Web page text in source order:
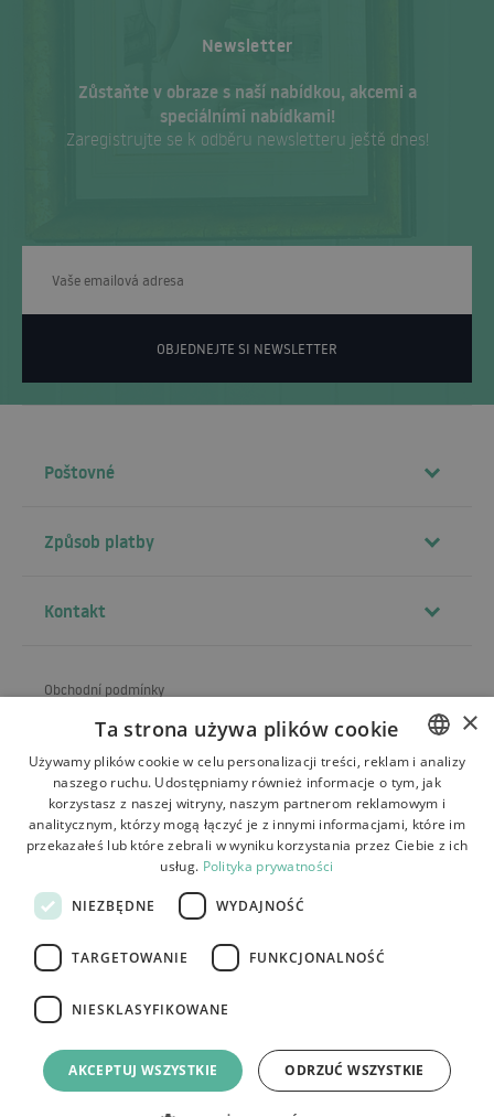
Newsletter
Zůstaňte v obraze s naší nabídkou, akcemi a
speciálními nabídkami!
Zaregistrujte se k odběru newsletteru ještě dnes!
OBJEDNEJTE SI NEWSLETTER
Poštovné
Způsob platby
Kontakt
Obchodní podmínky
O obchodu
Doprava
Vrácení a reklamace
Kontakt
e-commerce platform by:
POLISH
BULGARIAN
ROMANIAN
×
Ta strona używa plików cookie
Używamy plików cookie w celu personalizacji treści, reklam i analizy
naszego ruchu. Udostępniamy również informacje o tym, jak
korzystasz z naszej witryny, naszym partnerom reklamowym i
analitycznym, którzy mogą łączyć je z innymi informacjami, które im
przekazałeś lub które zebrali w wyniku korzystania przez Ciebie z ich
usług. Polityka prywatności
NIEZBĘDNE WYDAJNOŚĆ
TARGETOWANIE FUNKCJONALNOŚĆ
NIESKLASYFIKOWANE
AKCEPTUJ WSZYSTKIE ODRZUĆ WSZYSTKIE